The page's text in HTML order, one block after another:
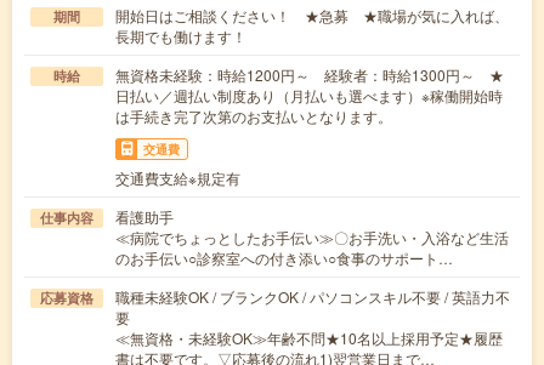
期間
開始日はご相談ください！ ★急募 ★職場が気に入れば、
長期でも働けます！
時給
無資格未経験：時給1200円～ 経験者：時給1300円～ ★
日払い／週払い制度あり（月払いも選べます）※稼働開始時
は手続き完了次第のお支払いとなります。
交通費
交通費支給※規定有
仕事内容
看護助手
≪病院でちょっとしたお手伝い≫〇お手洗い・入浴など生活
のお手伝い○診察室への付き添い○食事のサポート…
応募資格
職種未経験OK / ブランクOK / パソコンスキル不要 / 英語力不
要
≪無資格・未経験OK≫年齢不問★10名以上採用予定★履歴
書は不要です。▽応募後の流れ1)翌営業日まで…